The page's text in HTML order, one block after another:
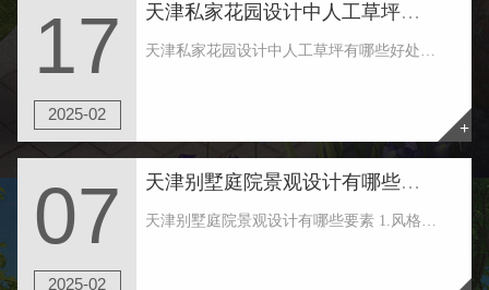
17
2025-02
天津私家花园设计中人工草坪有哪些好处
天津私家花园设计中人工草坪有哪些好处 天津私家花园设计使用真的草皮还是人工草坪好，人工草坪特点有以下这些，比照一下就知道哪些更契合你了： 1.仿真性：人工草是采用仿生学原理生产，草坪的无方向性、硬度、弹性等良好的性能令运用者感觉与天然草......
+
07
2025-02
天津别墅庭院景观设计有哪些要素
天津别墅庭院景观设计有哪些要素 1.风格早确认 天津别墅庭院景观设计首先要建立一种自己喜欢的风格。也可根据建筑物的风格大致定下花园的类型。一般，院子款式可简略分为：规矩式和天然式。比较常见的风格有：中式、日式、欧式、美式、田园、地中海以......